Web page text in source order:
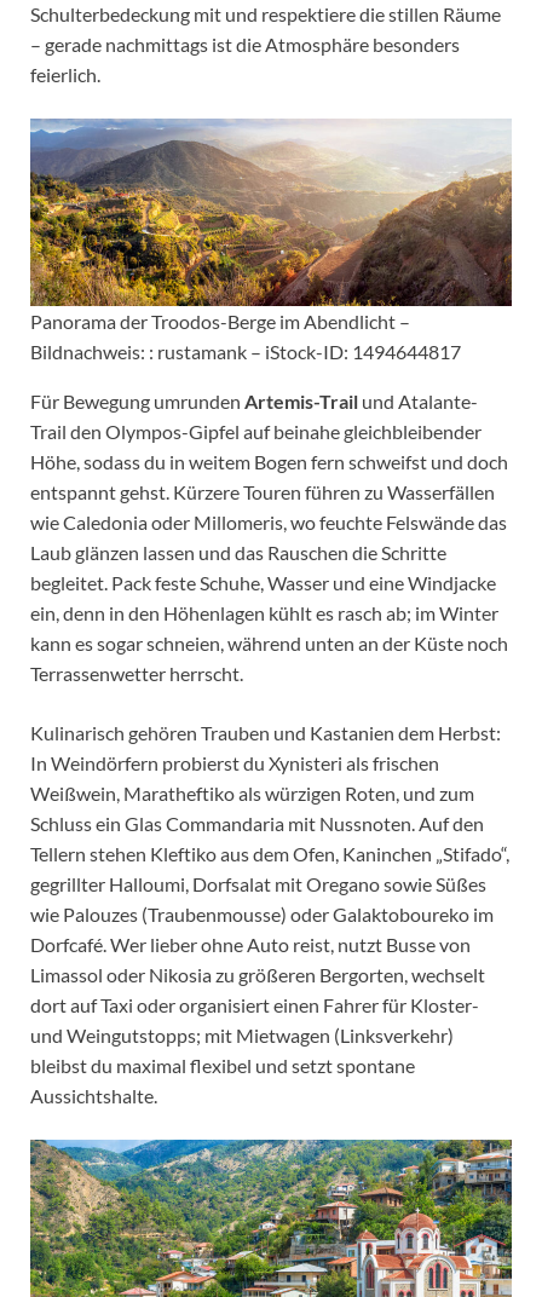
Schulterbedeckung mit und respektiere die stillen Räume
– gerade nachmittags ist die Atmosphäre besonders
feierlich.
Panorama der Troodos-Berge im Abendlicht –
Bildnachweis: : rustamank – iStock-ID: 1494644817
Für Bewegung umrunden Artemis-Trail und Atalante-
Trail den Olympos-Gipfel auf beinahe gleichbleibender
Höhe, sodass du in weitem Bogen fern schweifst und doch
entspannt gehst. Kürzere Touren führen zu Wasserfällen
wie Caledonia oder Millomeris, wo feuchte Felswände das
Laub glänzen lassen und das Rauschen die Schritte
begleitet. Pack feste Schuhe, Wasser und eine Windjacke
ein, denn in den Höhenlagen kühlt es rasch ab; im Winter
kann es sogar schneien, während unten an der Küste noch
Terrassenwetter herrscht.
Kulinarisch gehören Trauben und Kastanien dem Herbst:
In Weindörfern probierst du Xynisteri als frischen
Weißwein, Maratheftiko als würzigen Roten, und zum
Schluss ein Glas Commandaria mit Nussnoten. Auf den
Tellern stehen Kleftiko aus dem Ofen, Kaninchen „Stifado“,
gegrillter Halloumi, Dorfsalat mit Oregano sowie Süßes
wie Palouzes (Traubenmousse) oder Galaktoboureko im
Dorfcafé. Wer lieber ohne Auto reist, nutzt Busse von
Limassol oder Nikosia zu größeren Bergorten, wechselt
dort auf Taxi oder organisiert einen Fahrer für Kloster-
und Weingutstopps; mit Mietwagen (Linksverkehr)
bleibst du maximal flexibel und setzt spontane
Aussichtshalte.